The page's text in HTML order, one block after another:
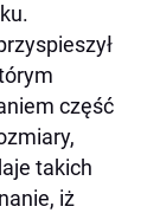
część
takich
iż